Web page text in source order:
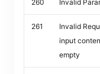
260 Invalid
261
Invalid
input
empty